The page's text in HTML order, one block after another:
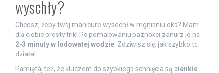
wyschły?
Chcesz, żeby twój manicure wysechł w mgnieniu oka? Mam
dla ciebie prosty trik! Po pomalowaniu paznokci zanurz je na
2-3 minuty w lodowatej wodzie . Zdziwisz się, jak szybko to
działa!
Pamiętaj też, że kluczem do szybkiego schnięcia są cienkie